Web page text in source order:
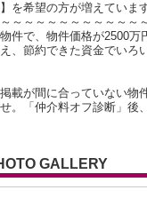
を希望の方が増えていま
～～～～～～～～～～～
件で、物件価格が2500
、節約できた資金でい
載が間に合っていない物
。「仲介料オフ診断」後
GALLERY